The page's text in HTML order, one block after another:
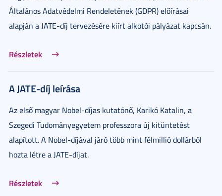
Általános Adatvédelmi Rendeletének (GDPR) előírásai
alapján a JATE-díj tervezésére kiírt alkotói pályázat kapcsán.
Részletek
A JATE-díj leírása
Az első magyar Nobel-díjas kutatónő, Karikó Katalin, a
Szegedi Tudományegyetem professzora új kitüntetést
alapított. A Nobel-díjával járó több mint félmillió dollárból
hozta létre a JATE-díjat.
Részletek